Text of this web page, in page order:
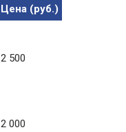
Цена (руб.)
2 500
2 000